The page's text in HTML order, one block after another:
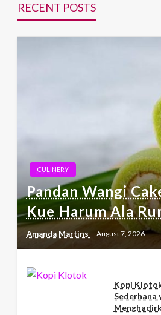
RECENT POSTS
CULINERY
Pandan Wangi
Kue Harum Ala
Amanda Martins August 7, 2026
Kopi
Sederhana